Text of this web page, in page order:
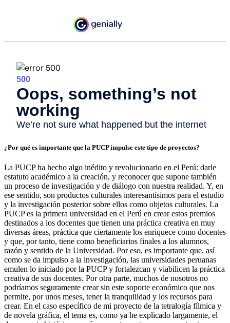
¿Por qué es importante que la PUCP impulse este tipo de proyectos?
La PUCP ha hecho algo inédito y revolucionario en el Perú: darle
estatuto académico a la creación, y reconocer que supone también
un proceso de investigación y de diálogo con nuestra realidad. Y, en
ese sentido, son productos culturales interesantísimos para el estudio
y la investigación posterior sobre ellos como objetos culturales. La
PUCP es la primera universidad en el Perú en crear estos premios
destinados a los docentes que tienen una práctica creativa en muy
diversas áreas, práctica que ciertamente los enriquece como docentes
y que, por tanto, tiene como beneficiarios finales a los alumnos,
razón y sentido de la Universidad. Por eso, es importante que, así
como se da impulso a la investigación, las universidades peruanas
emulen lo iniciado por la PUCP y fortalezcan y viabilicen la práctica
creativa de sus docentes. Por otra parte, muchos de nosotros no
podríamos seguramente crear sin este soporte económico que nos
permite, por unos meses, tener la tranquilidad y los recursos para
crear. En el caso específico de mi proyecto de la tetralogía fílmica y
de novela gráfica, el tema es, como ya he explicado largamente, el